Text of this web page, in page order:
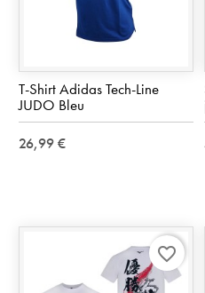
T-Shirt Adidas Tech-Line
JUDO Bleu
26,99 €
favorite_border